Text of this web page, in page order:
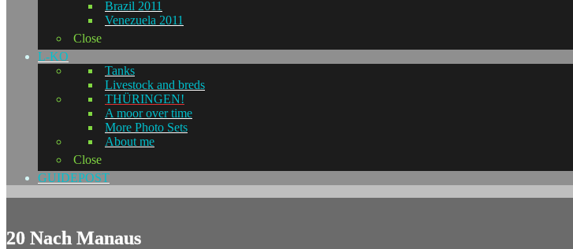
Brazil 2011
Venezuela 2011
Close
L-KO
Tanks
Livestock and breds
THÜRINGEN!
A moor over time
More Photo Sets
About me
Close
GUIDEPOST
20 Nach Manaus